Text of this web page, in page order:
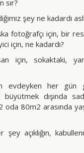
sır?
şey ne kadardı
fotoğrafçı için, bir
için, ne kadardı?
için, sokaktaki,
evdeyken her gün
büyütmek dışında
80m2 arasında
açıklığın,